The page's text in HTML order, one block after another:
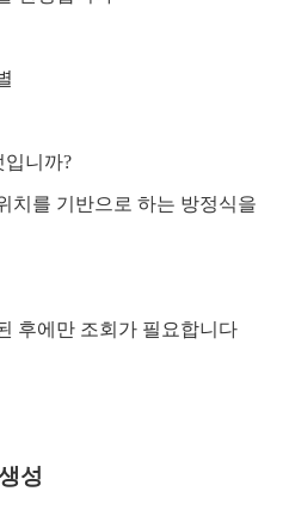
입니까?
치를 ​​기반으로 하는 방정식을
후에만 조회가 필요합니다
성